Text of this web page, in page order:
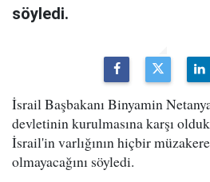
söyledi.
İsrail Başbakanı Binyamin
devletinin kurulmasına karşı
İsrail'in varlığının hiçbir
olmayacağını söyledi.